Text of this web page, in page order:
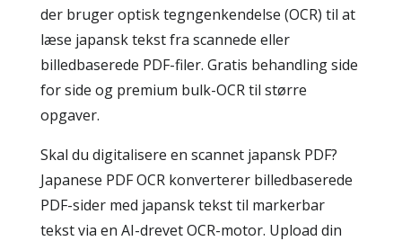
der bruger optisk tegngenkendelse (OCR) til at
læse japansk tekst fra scannede eller
billedbaserede PDF-filer. Gratis behandling side
for side og premium bulk-OCR til større
opgaver.
Skal du digitalisere en scannet japansk PDF?
Japanese PDF OCR konverterer billedbaserede
PDF-sider med japansk tekst til markerbar
tekst via en AI-drevet OCR-motor. Upload din